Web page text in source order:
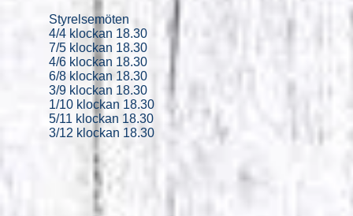
Styrelsemöten
4/4 klockan 18.30
7/5 klockan 18.30
4/6 klockan 18.30
6/8 klockan 18.30
3/9 klockan 18.30
1/10 klockan 18.30
5/11 klockan 18.30
3/12 klockan 18.30